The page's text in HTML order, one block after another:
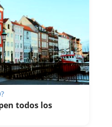
todos los